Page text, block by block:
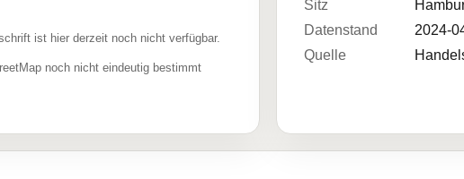
ist hier derzeit noch nicht verfügbar.
noch nicht eindeutig bestimmt
Sitz
Datenstand
2024-
Quelle